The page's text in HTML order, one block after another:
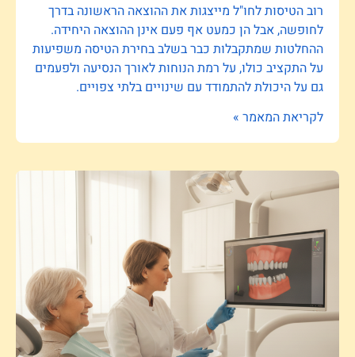
רוב הטיסות לחו"ל מייצגות את ההוצאה הראשונה בדרך
לחופשה, אבל הן כמעט אף פעם אינן ההוצאה היחידה.
ההחלטות שמתקבלות כבר בשלב בחירת הטיסה משפיעות
על התקציב כולו, על רמת הנוחות לאורך הנסיעה ולפעמים
גם על היכולת להתמודד עם שינויים בלתי צפויים.
לקריאת המאמר »